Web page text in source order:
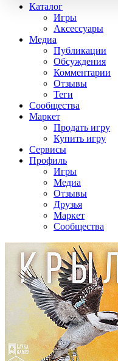
Каталог
Игры
Аксессуары
Медиа
Публикации
Обсуждения
Комментарии
Отзывы
Теги
Сообщества
Маркет
Продать игру
Купить игру
Сервисы
Профиль
Игры
Медиа
Отзывы
Друзья
Маркет
Сообщества